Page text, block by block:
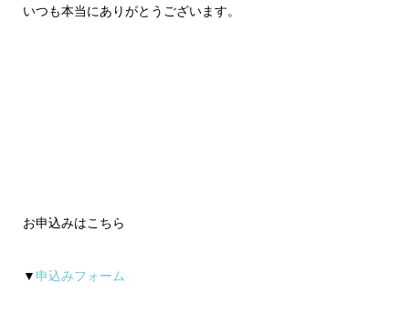
いつも本当にありがとうございます。
お申込みはこちら
▼ 申込みフォーム